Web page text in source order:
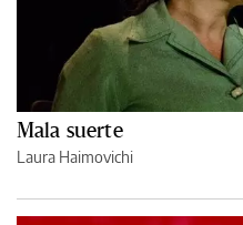
Mala suerte
Laura Haimovichi